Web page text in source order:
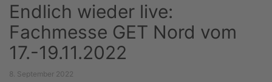
Endlich wieder live:
Fachmesse GET Nord vom
17.-19.11.2022
8. September 2022